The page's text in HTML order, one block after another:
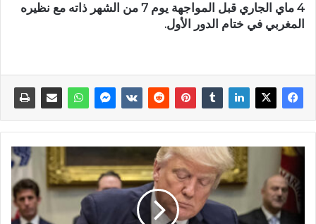
4 ماي الجاري قبل المواجهة يوم 7 من الشهر ذاته مع نظيره
المغربي في ختام الدور الأول.